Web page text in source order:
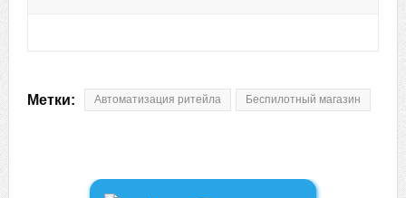
Метки: Автоматизация ритейла Беспилотный магазин